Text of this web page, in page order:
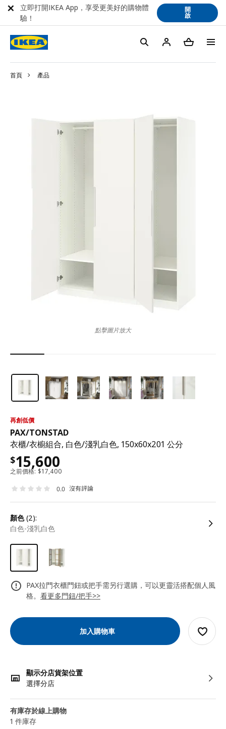
首頁 產品
再創低價
PAX/TONSTAD
衣櫃/衣櫥組合, 白色/淺乳白色, 150x60x201 公分
$15,600
之前價格: $17,400
0.0 沒有評論
顏色(2):
白色-淺乳白色
PAX拉門衣櫃門鈕或把手需另行選購，可以更靈活搭配個人風
格。 看更多門鈕/把手>>
加入購物車
顯示分店貨架位置
選擇分店
有庫存於線上購物
1 件庫存
點擊圖片放大
立即打開IKEA App，享受更美好的購物體
驗！
開
啟